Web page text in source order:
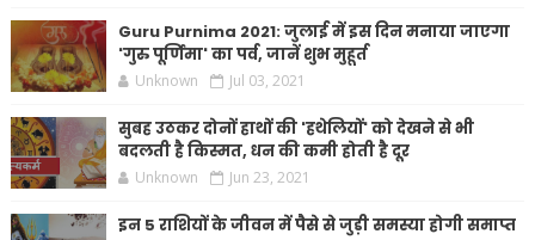
Guru Purnima 2021: जुलाई में इस दिन मनाया जाएगा
'गुरु पूर्णिमा' का पर्व, जानें शुभ मुहूर्त
Unknown Jul 03, 2021
सुबह उठकर दोनों हाथों की 'हथेलियों' को देखने से भी
बदलती है किस्मत, धन की कमी होती है दूर
Unknown Jun 23, 2021
इन 5 राशियों के जीवन में पैसे से जुड़ी समस्या होगी समाप्त